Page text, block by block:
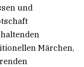
und
Märchen,